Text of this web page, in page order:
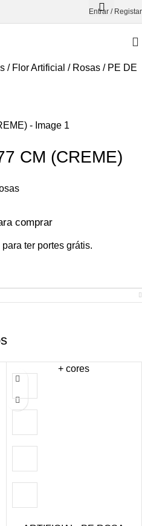
Entrar / Registar
Flor Artificial Rosas
PE DE
CM (CREME)
comprar
ter portes grátis.
+ cores